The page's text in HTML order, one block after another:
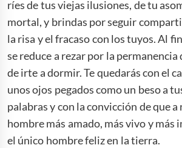
ríes de tus viejas ilusiones, de tu
mortal, y brindas por seguir
la risa y el fracaso con los tuyos. Al
se reduce a rezar por la permanencia
de irte a dormir. Te quedarás con el
unos ojos pegados como un beso a
palabras y con la convicción de que
hombre más amado, más vivo y
el único hombre feliz en la tierra.